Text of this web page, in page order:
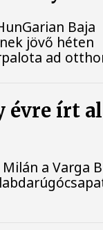
Baja
jövő héten
ad
írt
a Varga